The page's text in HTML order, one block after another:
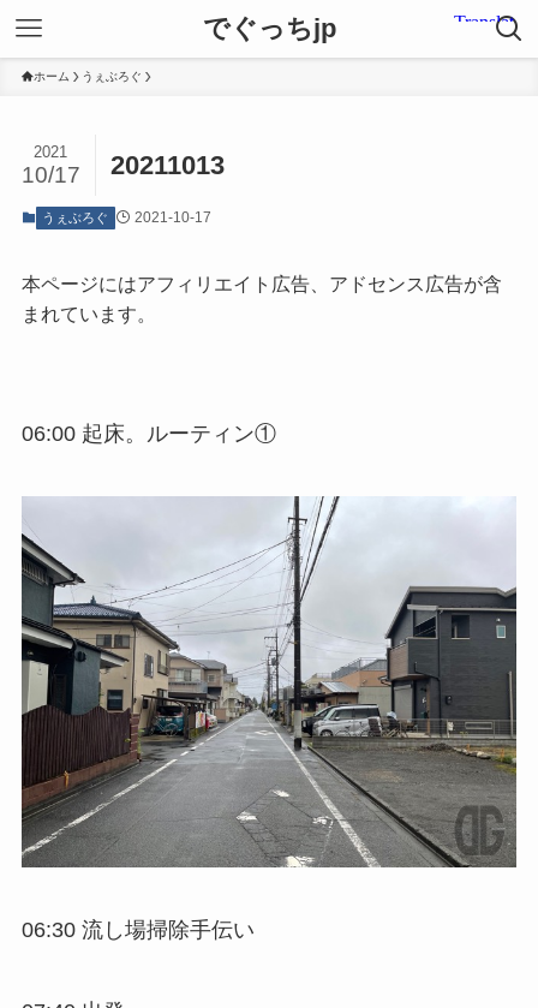
でぐっちjp
ホーム うぇぶろぐ
20211013
2021
10/17
うぇぶろぐ 2021-10-17
本ページにはアフィリエイト広告、アドセンス広告が含
まれています。
06:00 起床。ルーティン①
06:30 流し場掃除手伝い